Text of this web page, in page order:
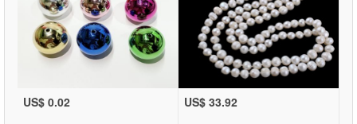
US$ 0.02 US$ 33.92